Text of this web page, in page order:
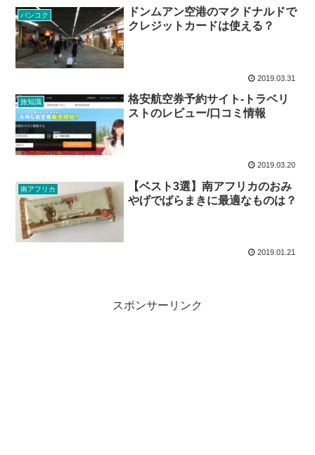
バンコク
ドンムアン空港のマクドナルドで
クレジットカードは使える？
2019.03.31
旅知識
格安航空券予約サイト-トラベリ
ストのレビュー/口コミ情報
2019.03.20
南アフリカ
【ベスト3選】南アフリカのおみ
やげでばらまきに最適なものは？
2019.01.21
スポンサーリンク